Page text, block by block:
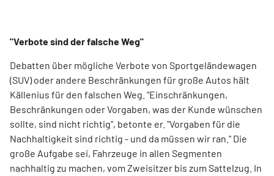
"Verbote sind der falsche Weg"
Debatten über mögliche Verbote von Sportgeländewagen
(SUV) oder andere Beschränkungen für große Autos hält
Källenius für den falschen Weg. "Einschränkungen,
Beschränkungen oder Vorgaben, was der Kunde wünschen
sollte, sind nicht richtig", betonte er. "Vorgaben für die
Nachhaltigkeit sind richtig - und da müssen wir ran." Die
große Aufgabe sei, Fahrzeuge in allen Segmenten
nachhaltig zu machen, vom Zweisitzer bis zum Sattelzug. In